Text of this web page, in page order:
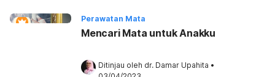
Perawatan Mata
Mencari Mata untuk Anakku
Ditinjau oleh dr. Damar Upahita •